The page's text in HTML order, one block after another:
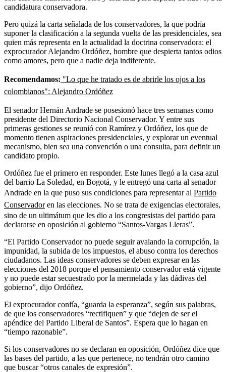
candidatura conservadora.
Pero quizá la carta señalada de los conservadores, la que podría
suponer la clasificación a la segunda vuelta de las presidenciales, sea
quien más representa en la actualidad la doctrina conservadora: el
exprocurador Alejandro Ordóñez, hombre que despierta tantos odios
como amores, pero que a nadie deja indiferente.
Recomendamos: "Lo que he tratado es de abrirle los ojos a los
colombianos": Alejandro Ordóñez
El senador Hernán Andrade se posesionó hace tres semanas como
presidente del Directorio Nacional Conservador. Y entre sus
primeras gestiones se reunió con Ramírez y Ordóñez, los que de
momento tienen aspiraciones presidenciales, y explorar un eventual
mecanismo, bien sea una convención o una consulta, para definir un
candidato propio.
Ordóñez fue el primero en responder. Este lunes llegó a la casa azul
del barrio La Soledad, en Bogotá, y le entregó una carta al senador
Andrade en la que puso sus condiciones para representar al Partido
Conservadoren las elecciones. No se trata de exigencias electorales,
sino de un ultimátum que les dio a los congresistas del partido para
declararse en oposición al gobierno “Santos-Vargas Lleras”.
“El Partido Conservador no puede seguir avalando la corrupción, la
impunidad, la subida de los impuestos, el abuso contra los derechos
ciudadanos. Las ideas conservadores se deben expresar en las
elecciones del 2018 porque el pensamiento conservador está vigente
y no puede estar secuestrado por la mermelada y las dádivas del
gobierno”, dijo Ordóñez.
El exprocurador confía, “guarda la esperanza”, según sus palabras,
de que los conservadores “rectifiquen” y que “dejen de ser el
apéndice del Partido Liberal de Santos”. Espera que lo hagan en
“tiempo razonable”.
Si los conservadores no se declaran en oposición, Ordóñez dice que
las bases del partido, a las que pertenece, no tendrán otro camino
que buscar “otros canales de expresión”.